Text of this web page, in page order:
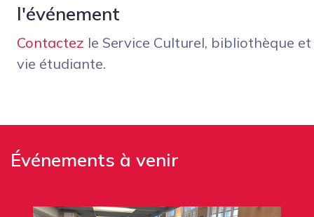
l'événement
Contactez le Service Culturel, bibliothèque et
vie étudiante.
Événements à venir